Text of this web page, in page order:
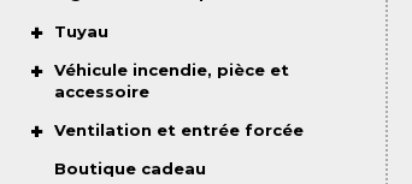
Tuyau
Véhicule incendie, pièce et
accessoire
Ventilation et entrée forcée
Boutique cadeau